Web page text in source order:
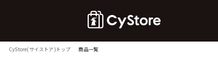
CyStore(サイストア)トップ 商品一覧